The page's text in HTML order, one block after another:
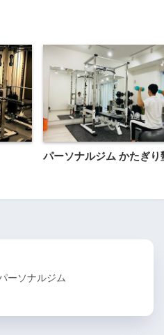
パーソナルジム かたぎり
ーソナルジム